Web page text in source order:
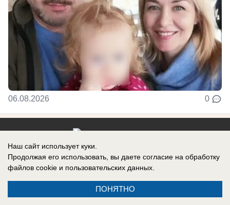
06.08.2026 0
Реклама на сайте
Контакты
Наш сайт использует куки.
Продолжая его использовать, вы даете согласие на обработку
файлов cookie и пользовательских данных.
ПОНЯТНО